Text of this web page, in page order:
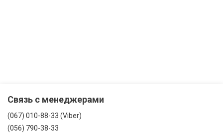
Связь с менеджерами
(067) 010-88-33 (Viber)
(056) 790-38-33